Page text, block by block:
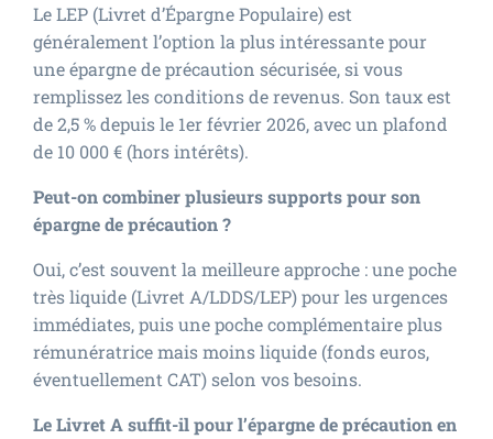
Le LEP (Livret d’Épargne Populaire) est
généralement l’option la plus intéressante pour
une épargne de précaution sécurisée, si vous
remplissez les conditions de revenus. Son taux est
de 2,5 % depuis le 1er février 2026, avec un plafond
de 10 000 € (hors intérêts).
Peut-on combiner plusieurs supports pour son
épargne de précaution ?
Oui, c’est souvent la meilleure approche : une poche
très liquide (Livret A/LDDS/LEP) pour les urgences
immédiates, puis une poche complémentaire plus
rémunératrice mais moins liquide (fonds euros,
éventuellement CAT) selon vos besoins.
Le Livret A suffit-il pour l’épargne de précaution en